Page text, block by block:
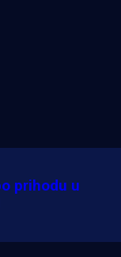
prihodu u